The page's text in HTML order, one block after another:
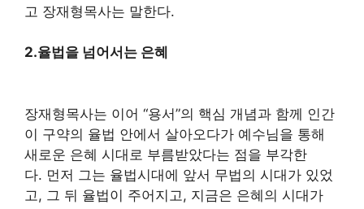
고 장재형목사는 말한다.
2.율법을 넘어서는 은혜
장재형목사는 이어 “용서”의 핵심 개념과 함께 인간
이 구약의 율법 안에서 살아오다가 예수님을 통해
새로운 은혜 시대로 부름받았다는 점을 부각한
다. 먼저 그는 율법시대에 앞서 무법의 시대가 있었
고, 그 뒤 율법이 주어지고, 지금은 은혜의 시대가